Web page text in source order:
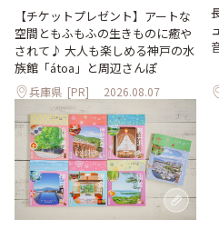
【チケットプレゼント】アートな
空間ともふもふの生きものに癒や
されて♪ 大人も楽しめる神戸の水
族館「átoa」と周辺さんぽ
兵庫県 [PR] 2026.08.07